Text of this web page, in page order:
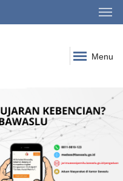
Menu